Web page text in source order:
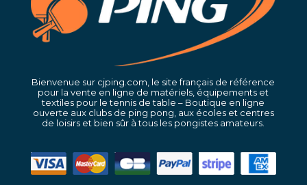
Bienvenue sur cjping.com, le site français de référence
pour la vente en ligne de matériels, équipements et
textiles pour le tennis de table – Boutique en ligne
ouverte aux clubs de ping pong, aux écoles et centres
de loisirs et bien sûr à tous les pongistes amateurs.